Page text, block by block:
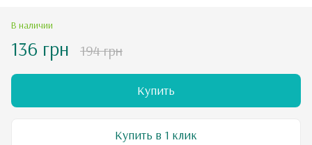
В наличии
136 грн 194 грн
Купить
Купить в 1 клик